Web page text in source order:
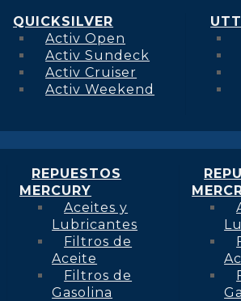
QUICKSILVER
Activ Open
Activ Sundeck
Activ Cruiser
Activ Weekend
REPUESTOS
MERCURY
Aceites y
Lubricantes
Filtros de
Aceite
Filtros de
Gasolina